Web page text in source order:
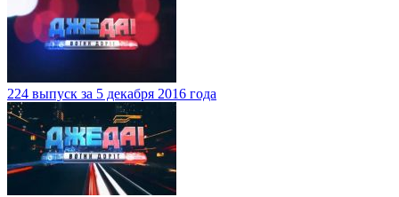
224 выпуск за 5 декабря 2016 года